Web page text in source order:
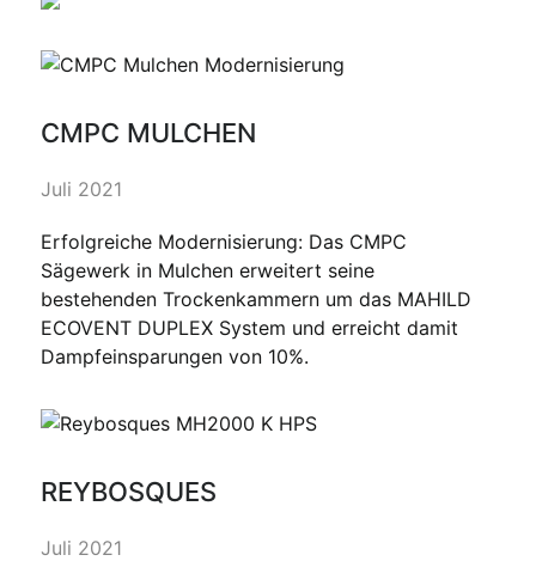
CMPC MULCHEN
Juli 2021
Erfolgreiche Modernisierung: Das CMPC
Sägewerk in Mulchen erweitert seine
bestehenden Trockenkammern um das MAHILD
ECOVENT DUPLEX System und erreicht damit
Dampfeinsparungen von 10%.
REYBOSQUES
Juli 2021